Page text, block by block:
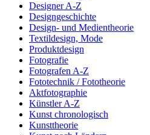
Designer A-Z
Designgeschichte
Design- und Medientheorie
Textildesign, Mode
Produktdesign
Fotografie
Fotografen A-Z
Fototechnik / Fototheorie
Aktfotographie
Künstler A-Z
Kunst chronologisch
Kunsttheorie